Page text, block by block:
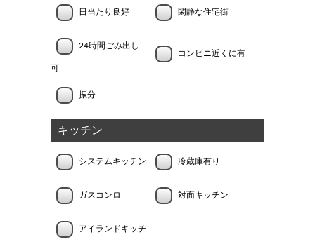
日当たり良好 閑静な住宅街
24時間ごみ出し
可
コンビニ近くに有
振分
キッチン
システムキッチン 冷蔵庫有り
ガスコンロ 対面キッチン
アイランドキッチ